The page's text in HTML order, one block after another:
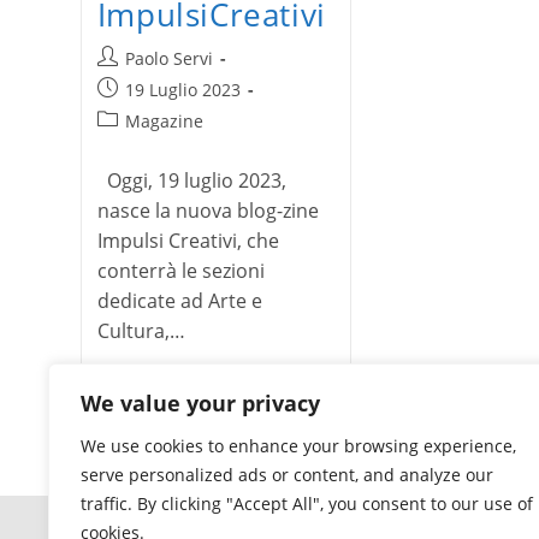
We value your privacy
We use cookies to enhance your browsing experience,
serve personalized ads or content, and analyze our
traffic. By clicking "Accept All", you consent to our use of
cookies.
ImpulsiCreativi
Autore
dell'articolo:
Paolo Servi
Articolo
pubblicato:
19 Luglio 2023
Categoria
Magazine
Oggi, 19 luglio 2023,
nasce la nuova blog-zine
Impulsi Creativi, che
conterrà le sezioni
dedicate ad Arte e
Cultura,…
ImpulsiCreativi